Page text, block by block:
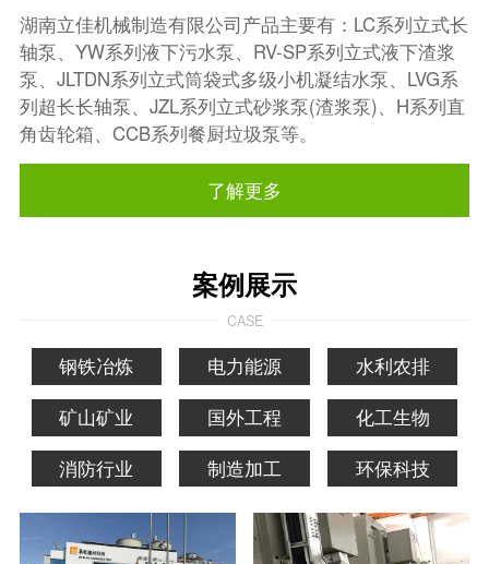
湖南立佳机械制造有限公司产品主要有：LC系列立式长
轴泵、YW系列液下污水泵、RV-SP系列立式液下渣浆
泵、JLTDN系列立式筒袋式多级小机凝结水泵、LVG系
列超长长轴泵、JZL系列立式砂浆泵(渣浆泵)、H系列直
角齿轮箱、CCB系列餐厨垃圾泵等。
了解更多
案例展示
CASE
钢铁冶炼 电力能源
水利农排
矿山矿业
国外工程
化工生物
消防行业
制造加工 环保科技